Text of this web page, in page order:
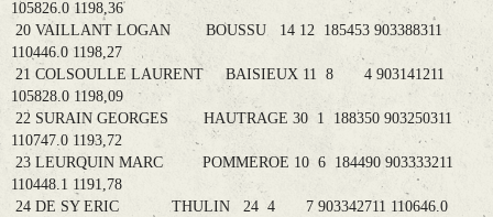
105826.0 1198,36
20 VAILLANT LOGAN BOUSSU 14 12 185453 903388311
110446.0 1198,27
21 COLSOULLE LAURENT BAISIEUX 11 8 4 903141211
105828.0 1198,09
22 SURAIN GEORGES HAUTRAGE 30 1 188350 903250311
110747.0 1193,72
23 LEURQUIN MARC POMMEROE 10 6 184490 903333211
110448.1 1191,78
24 DE SY ERIC THULIN 24 4 7 903342711 110646.0